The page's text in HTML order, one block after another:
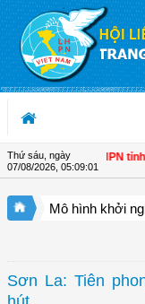
Truy cập nội dung luôn
Thứ sáu, ngày
07/08/2026 05:09:02
vượng | Hội LHPN tỉnh
Mô hình khởi
Sơn La: Tiên